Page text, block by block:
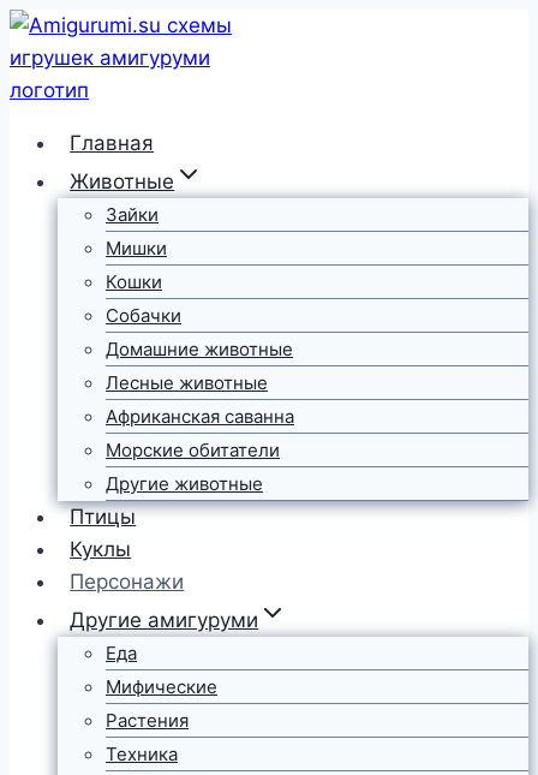
Перейти
к
содержимому
Главная
Животные
Зайки
Мишки
Кошки
Собачки
Домашние животные
Лесные животные
Африканская саванна
Морские обитатели
Другие животные
Птицы
Куклы
Персонажи
Другие амигуруми
Еда
Мифические
Растения
Техника